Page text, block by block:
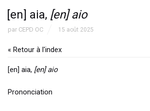
[en] aia, [en] aio
par CEPD OC 15 août 2025
« Retour à l'index
[en] aia, [en] aio
Prononciation